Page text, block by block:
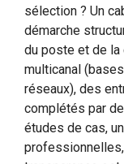
sélection ? Un
démarche
du poste et de la
multicanal
réseaux), des
complétés par
études de cas,